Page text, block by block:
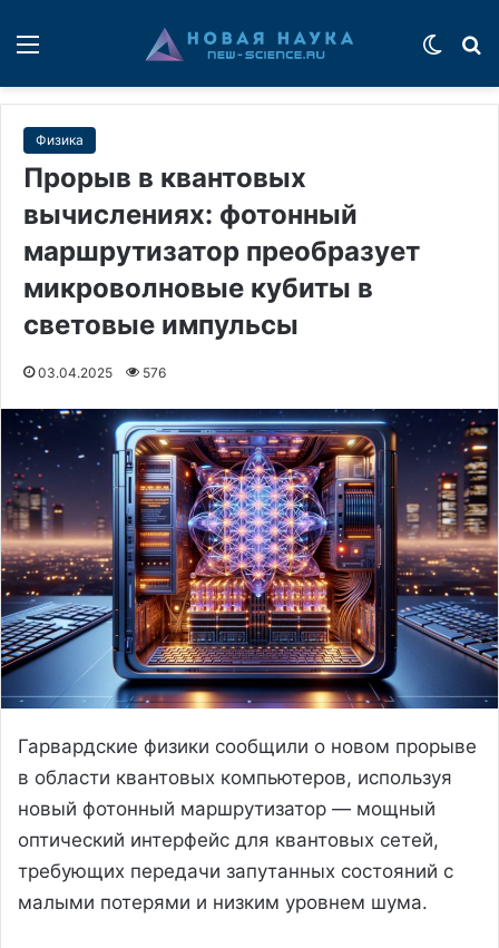
Физика
Прорыв в квантовых
вычислениях: фотонный
маршрутизатор преобразует
микроволновые кубиты в
световые импульсы
03.04.2025 576
Гарвардские физики сообщили о новом прорыве
в области квантовых компьютеров, используя
новый фотонный маршрутизатор — мощный
оптический интерфейс для квантовых сетей,
требующих передачи запутанных состояний с
малыми потерями и низким уровнем шума.